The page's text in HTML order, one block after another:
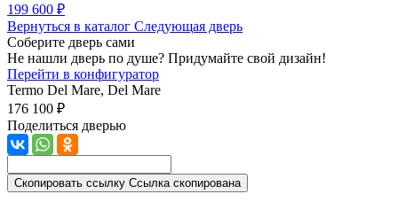
199 600 ₽
Вернуться в каталог Следующая дверь
Соберите дверь сами
Не нашли дверь по душе? Придумайте свой дизайн!
Перейти в конфигуратор
Termo Del Mare, Del Mare
176 100 ₽
Поделиться дверью
Скопировать ссылку Ссылка скопирована